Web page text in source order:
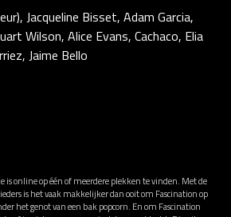
Jacqueline Bisset, Adam Garcia,
Wilson, Alice Evans, Cachaco, Elia
Jaime Bello
is online op één of meerdere plekken te vinden. Met de
is het vaak makkelijker dan ooit om Fascination op
het genot van een bak popcorn. En om Fascination